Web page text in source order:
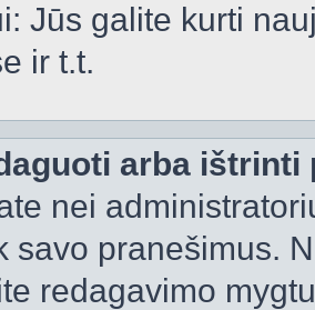
Jūs galite kurti
ir t.t.
arba ištrinti
nei
savo pranešimus.
redagavimo